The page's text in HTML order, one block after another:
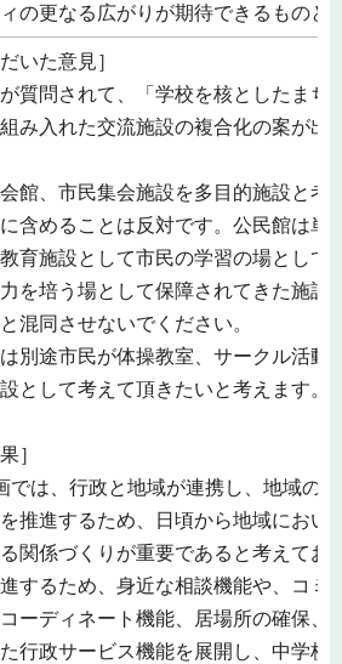
の更なる広がりが期待できるものと
いた意見］
質問されて、「学校を核としたまち
み入れた交流施設の複合化の案が出
館、市民集会施設を多目的施設と考
含めることは反対です。公民館は単
育施設として市民の学習の場として
を培う場として保障されてきた施設
混同させないでください。
別途市民が体操教室、サークル活動
として考えて頂きたいと考えます。
］
では、行政と地域が連携し、地域の
推進するため、日頃から地域におい
関係づくりが重要であると考えてお
するため、身近な相談機能や、コミ
ーディネート機能、居場所の確保、
行政サービス機能を展開し、中学校